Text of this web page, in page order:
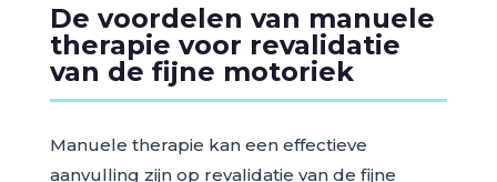
De voordelen van manuele
therapie voor revalidatie
van de fijne motoriek
Manuele therapie kan een effectieve
aanvulling zijn op revalidatie van de fijne